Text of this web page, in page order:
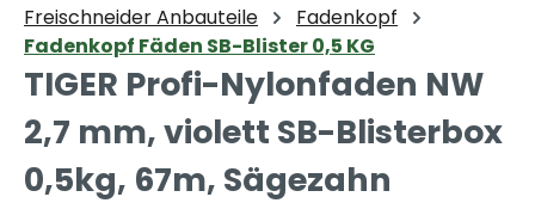
Freischneider Anbauteile
Fadenkopf
Fadenkopf Fäden SB-Blister 0,5 KG
TIGER Profi-Nylonfaden NW
2,7 mm, violett SB-Blisterbox
0,5kg, 67m, Sägezahn